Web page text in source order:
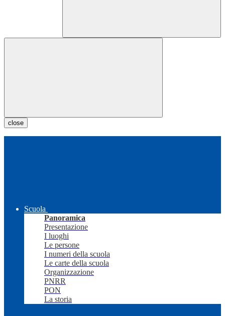
close
Scuola
Panoramica
Presentazione
I luoghi
Le persone
I numeri della scuola
Le carte della scuola
Organizzazione
PNRR
PON
La storia